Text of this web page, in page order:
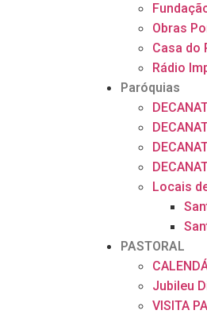
Obras
Casa do
Rádio
Paróquias
Locais
PASTORAL
Jubileu
VISITA